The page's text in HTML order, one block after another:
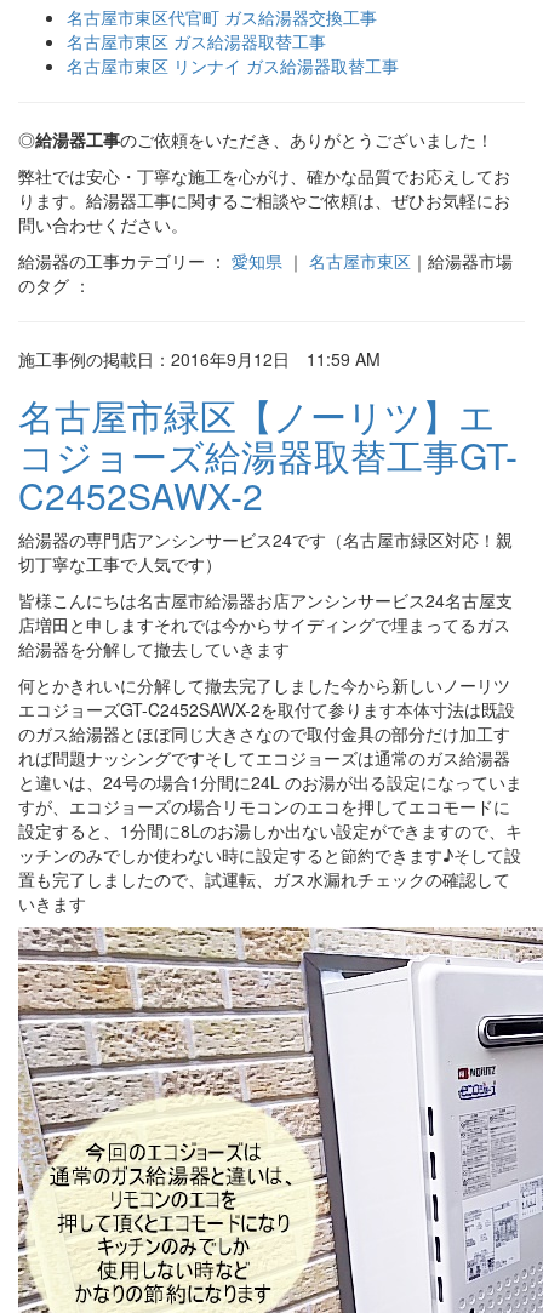
名古屋市東区代官町 ガス給湯器交換工事
名古屋市東区 ガス給湯器取替工事
名古屋市東区 リンナイ ガス給湯器取替工事
◎給湯器工事のご依頼をいただき、ありがとうございました！
弊社では安心・丁寧な施工を心がけ、確かな品質でお応えしてお
ります。給湯器工事に関するご相談やご依頼は、ぜひお気軽にお
問い合わせください。
給湯器の工事カテゴリー ： 愛知県 ｜ 名古屋市東区 ｜給湯器市場
のタグ ：
施工事例の掲載日：2016年9月12日 11:59 AM
名古屋市緑区【ノーリツ】エ
コジョーズ給湯器取替工事GT-
C2452SAWX-2
給湯器の専門店アンシンサービス24です（名古屋市緑区対応！親
切丁寧な工事で人気です）
皆様こんにちは名古屋市給湯器お店アンシンサービス24名古屋支
店増田と申しますそれでは今からサイディングで埋まってるガス
給湯器を分解して撤去していきます
何とかきれいに分解して撤去完了しました今から新しいノーリツ
エコジョーズGT-C2452SAWX-2を取付て参ります本体寸法は既設
のガス給湯器とほぼ同じ大きさなので取付金具の部分だけ加工す
れば問題ナッシングですそしてエコジョーズは通常のガス給湯器
と違いは、24号の場合1分間に24L のお湯が出る設定になっていま
すが、エコジョーズの場合リモコンのエコを押してエコモードに
設定すると、1分間に8Lのお湯しか出ない設定ができますので、キ
ッチンのみでしか使わない時に設定すると節約できます♪そして設
置も完了しましたので、試運転、ガス水漏れチェックの確認して
いきます